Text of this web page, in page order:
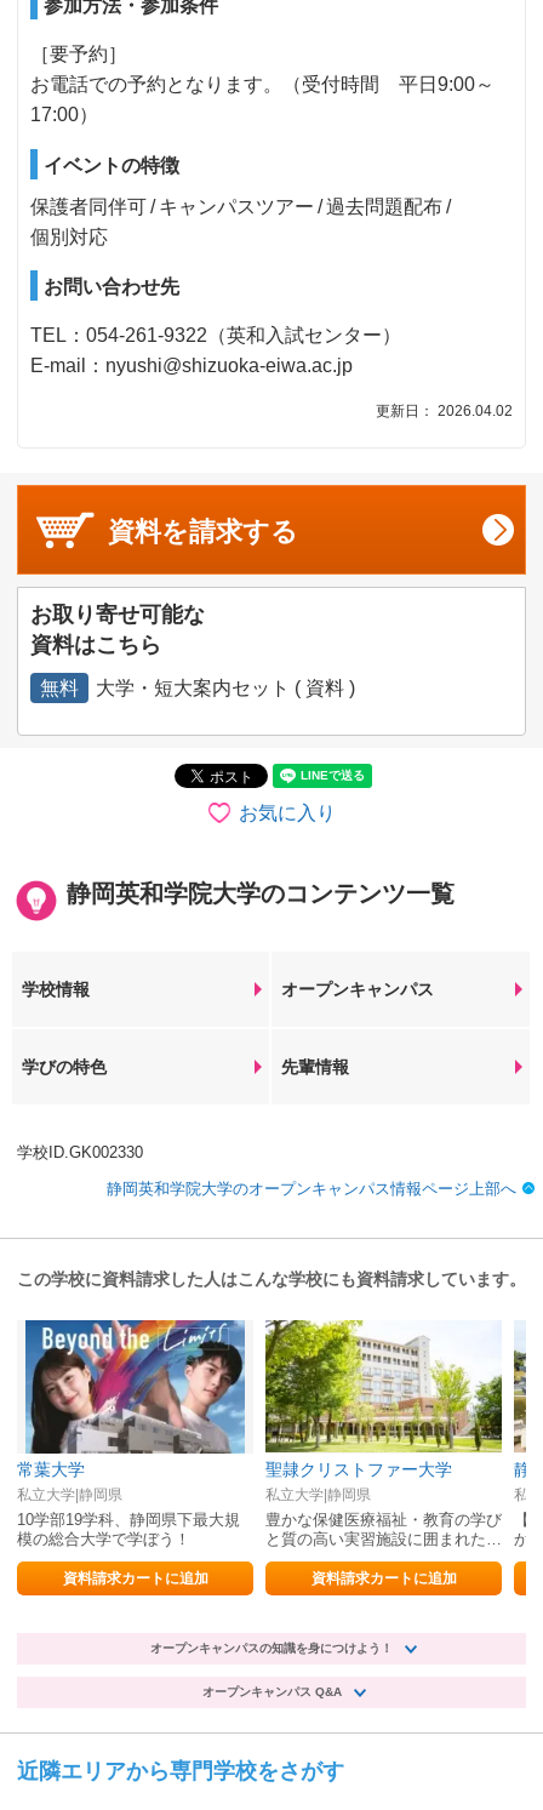
参加方法・参加条件
［要予約］
お電話での予約となります。（受付時間 平日9:00～
17:00）
イベントの特徴
保護者同伴可
キャンパスツアー
過去問題配布
個別対応
お問い合わせ先
TEL：054-261-9322（英和入試センター）
E-mail：nyushi@shizuoka-eiwa.ac.jp
更新日： 2026.04.02
資料を請求する
お取り寄せ可能な
資料はこちら
無料 大学・短大案内セット ( 資料 )
お気に入り
静岡英和学院大学のコンテンツ一覧
学校情報 オープンキャンパス
学びの特色 先輩情報
学校ID.GK002330
静岡英和学院大学のオープンキャンパス情報ページ上部へ
この学校に資料請求した人はこんな学校にも資料請求しています。
常葉大学
私立大学|静岡県
10学部19学科、静岡県下最大規
模の総合大学で学ぼう！
資料請求カートに追加
聖隷クリストファー大学
私立大学|静岡県
豊かな保健医療福祉・教育の学び
と質の高い実習施設に囲まれた理
想的な学修環境
資料請求カートに追加
静
私
【
か
少
オープンキャンパスの知識を身につけよう！
オープンキャンパス Q&A
近隣エリアから専門学校をさがす